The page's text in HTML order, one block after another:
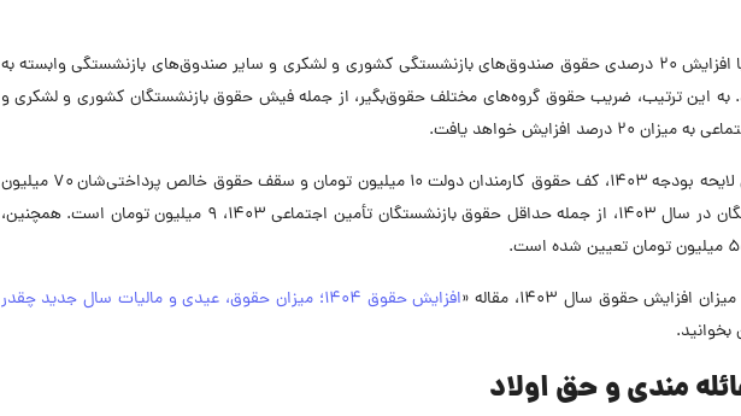
نمایندگان مجلس شورای اسلامی با افزایش 20 درصدی حقوق صندوق‌های بازنشستگی کشوری و لشکری و سایر صندوق‌های بازنشستگی وابسته به
به این ترتیب، ضریب حقوق گروه‌های مختلف حقوق‌بگیر، از جمله فیش حقوق بازنشستگان کشوری و لشکری و
افزایش خواهد یافت.
به گفته سخنگوی کمیسیون تلفیق لایحه بودجه ۱۴۰۳، کف حقوق کارمندان دولت ۱۰ میلیون تومان و سقف حقوق خالص پرداختی‌‌شان ۷۰ میلیون
تومان شد. حداقل حقوق بازنشستگان در سال 1403، از جمله حداقل حقوق بازنشستگان تأمین اجتماعی 1403، 9 میلیون تومان است. همچنین،
حقوق سال 1403، مقاله «
افزایش حقوق 1404؛ میزان حقوق، عیدی و مالیات سال جدید چقدر
مندی و حق اولاد